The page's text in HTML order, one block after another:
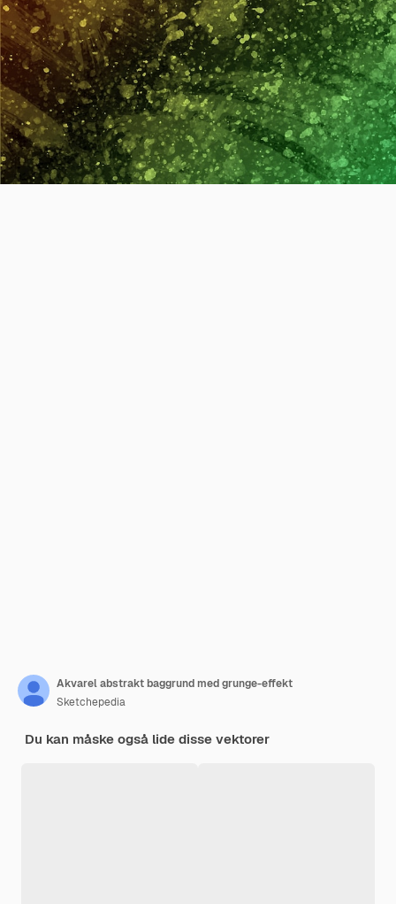
Akvarel abstrakt baggrund med grunge-effekt
Sketchepedia
Du kan måske også lide disse vektorer